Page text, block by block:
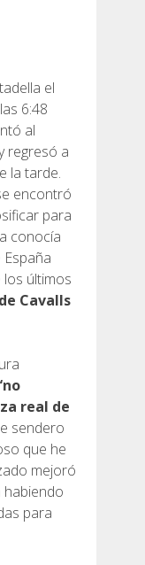
el
6:48
al
regresó a
la tarde.
encontró
para
conocía
últimos
Cavalls
real de
sendero
que he
mejoró
habiendo
para